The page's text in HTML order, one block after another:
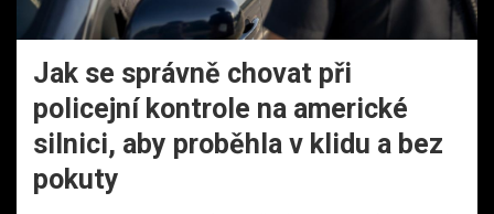
Jak se správně chovat při
policejní kontrole na americké
silnici, aby proběhla v klidu a bez
pokuty